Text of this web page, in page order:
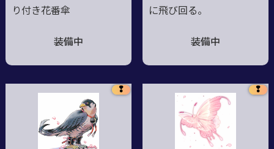
り付き花番傘
装備中
に飛び回る。
装備中
❢ ❢